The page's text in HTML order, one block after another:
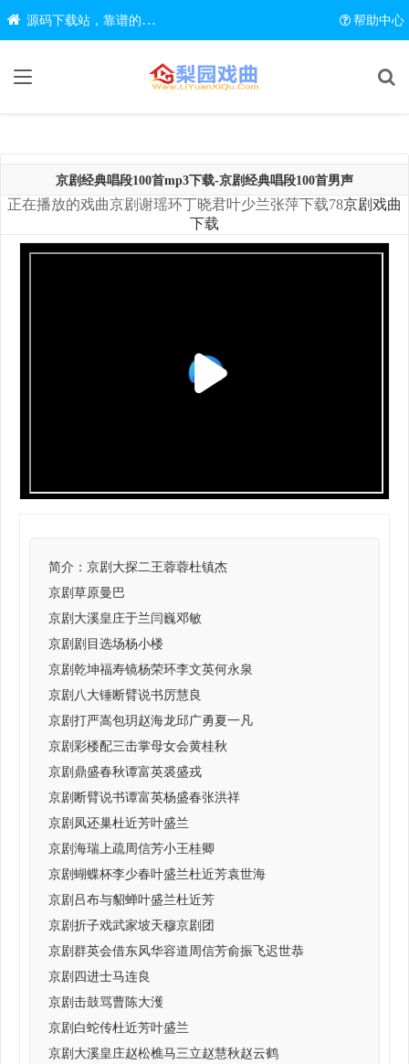
源码下载站，靠谱的源码在线下载网站 帮助中心
京剧经典唱段100首mp3下载-京剧经典唱段100首男声
正在播放的戏曲京剧谢瑶环丁晓君叶少兰张萍下载78京剧戏曲
下载
简介： 京剧大探二王蓉蓉杜镇杰
京剧草原曼巴
京剧大溪皇庄于兰闫巍邓敏
京剧剧目选场杨小楼
京剧乾坤福寿镜杨荣环李文英何永泉
京剧八大锤断臂说书厉慧良
京剧打严嵩包玥赵海龙邱广勇夏一凡
京剧彩楼配三击掌母女会黄桂秋
京剧鼎盛春秋谭富英裘盛戎
京剧断臂说书谭富英杨盛春张洪祥
京剧凤还巢杜近芳叶盛兰
京剧海瑞上疏周信芳小王桂卿
京剧蝴蝶杯李少春叶盛兰杜近芳袁世海
京剧吕布与貂蝉叶盛兰杜近芳
京剧折子戏武家坡天穆京剧团
京剧群英会借东风华容道周信芳俞振飞迟世恭
京剧四进士马连良
京剧击鼓骂曹陈大濩
京剧白蛇传杜近芳叶盛兰
京剧大溪皇庄赵松樵马三立赵慧秋赵云鹤